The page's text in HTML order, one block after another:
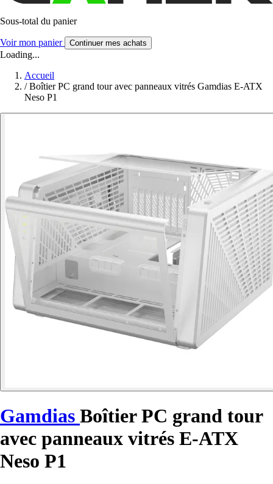
Sous-total du panier
Voir mon panier Continuer mes achats
Loading...
Accueil
/ Boîtier PC grand tour avec panneaux vitrés Gamdias E-ATX
Neso P1
Gamdias Boîtier PC grand tour
avec panneaux vitrés E-ATX
Neso P1